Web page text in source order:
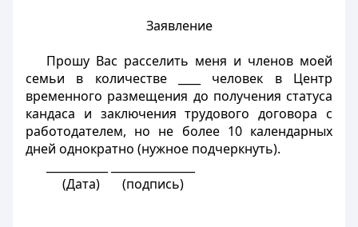
Заявление
Прошу Вас расселить меня и членов моей
семьи в количестве ____ человек в Центр
временного размещения до получения статуса
кандаса и заключения трудового договора с
работодателем, но не более 10 календарных
дней однократно (нужное подчеркнуть).
(Дата) (подпись)